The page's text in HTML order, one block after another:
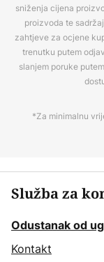
sniženja cijena
proizvoda te
zahtjeve za ocjene
trenutku putem
slanjem poruke
*Za minimalnu
Služba za
Odustanak od
Kontakt